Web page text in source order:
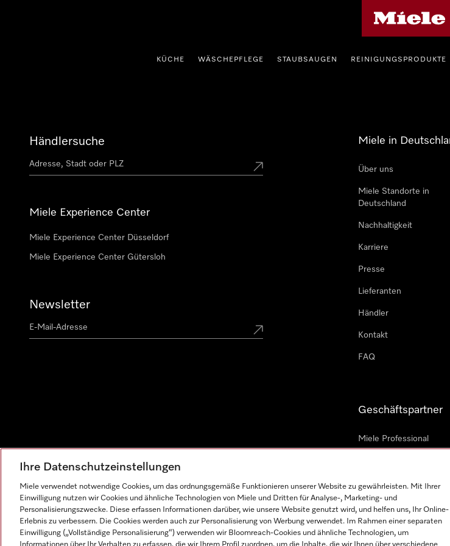
KÜCHE WÄSCHEPFLEGE STAUBSAUGEN REINIGUNGSPRODUKTE
Händlersuche
Miele Experience Center
Miele Experience Center Düsseldorf
Miele Experience Center Gütersloh
Newsletter
Miele in
Über uns
Miele Standorte in
Deutschland
Nachhaltigkeit
Karriere
Presse
Lieferanten
Händler
Kontakt
FAQ
Geschäftspartner
Miele Professional
Miele Marine
Architekten und
Ihre Datenschutzeinstellungen
Miele verwendet notwendige Cookies, um das ordnungsgemäße Funktionieren unserer Website zu gewährleisten. Mit Ihrer
Einwilligung nutzen wir Cookies und ähnliche Technologien von Miele und Dritten für Analyse-, Marketing- und
Personalisierungszwecke. Diese erfassen Informationen darüber, wie unsere Website genutzt wird, und helfen uns, Ihr Online-
Erlebnis zu verbessern. Die Cookies werden auch zur Personalisierung von Werbung verwendet. Im Rahmen einer separaten
Einwilligung („Vollständige Personalisierung“) verwenden wir Bloomreach-Cookies und ähnliche Technologien, um